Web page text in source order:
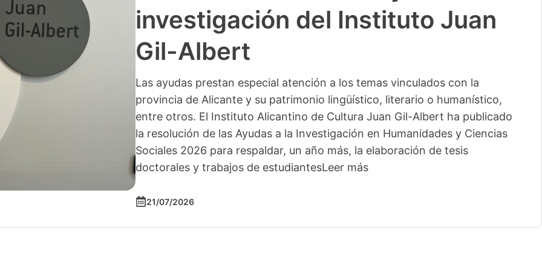
investigación del Instituto Juan
Gil-Albert
Las ayudas prestan especial atención a los temas vinculados con la
provincia de Alicante y su patrimonio lingüístico, literario o humanístico,
entre otros. El Instituto Alicantino de Cultura Juan Gil-Albert ha publicado
la resolución de las Ayudas a la Investigación en Humanidades y Ciencias
Sociales 2026 para respaldar, un año más, la elaboración de tesis
doctorales y trabajos de estudiantesLeer más
21/07/2026